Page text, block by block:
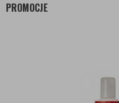
PROMOCJE